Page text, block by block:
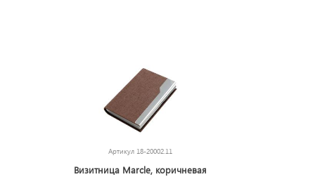
Артикул 18-20002.11
Визитница Marcle, коричневая